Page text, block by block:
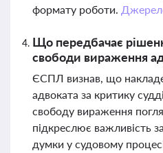
формату роботи.
Що передбачає
свободи вираження
ЄСПЛ визнав, що
адвоката за критику
свободу вираження
підкреслює важливість
думки у судовому